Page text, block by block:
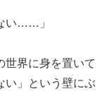
い……」
世界に身を置いて
い」という壁にぶ